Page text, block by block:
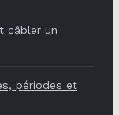
câbler un
périodes et